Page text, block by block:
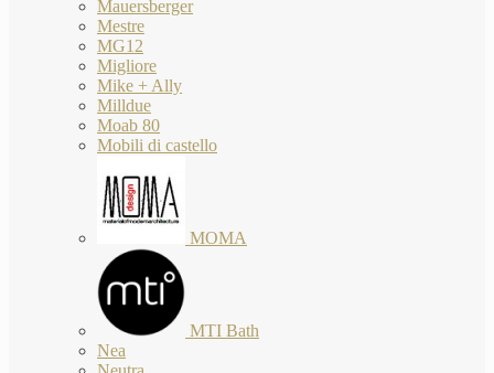
Mauersberger
Mestre
MG12
Migliore
Mike + Ally
Milldue
Moab 80
Mobili di castello
MOMA
MTI Bath
Nea